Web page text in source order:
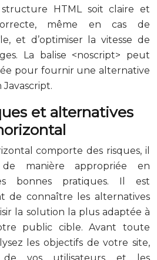
HTML soit claire et
même en cas de
et d’optimiser la vitesse de
La balise <noscript> peut
pour fournir une alternative
et alternatives
comporte des risques, il
manière appropriée en
bonnes pratiques. Il est
de connaître les alternatives
la solution la plus adaptée à
public cible. Avant toute
les objectifs de votre site,
de vos utilisateurs et les